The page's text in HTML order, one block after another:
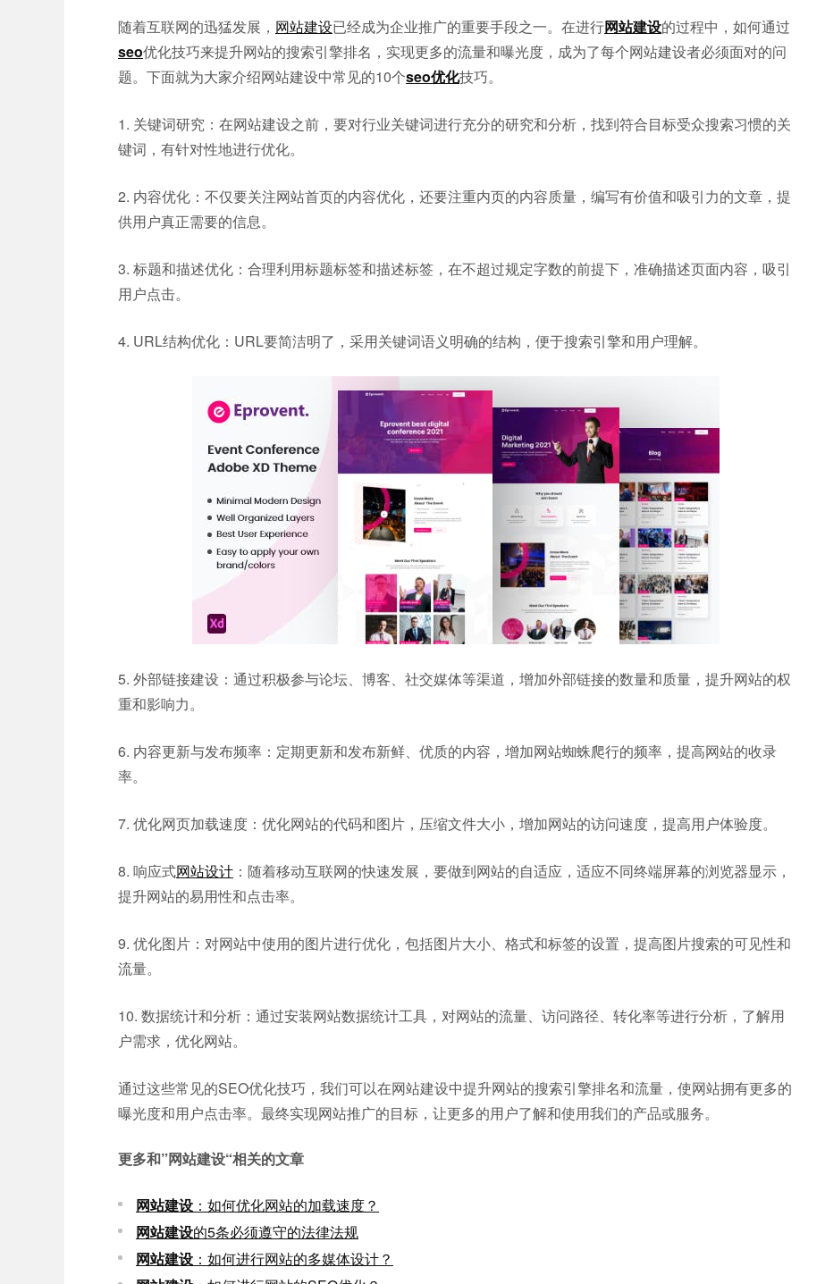
随着互联网的迅猛发展， 网站建设已经成为企业推广的重要手段之一。在进行网站建设的过程中，如何通过
seo优化技巧来提升网站的搜索引擎排名，实现更多的流量和曝光度，成为了每个网站建设者必须面对的问
题。下面就为大家介绍网站建设中常见的10个seo优化技巧。
1. 关键词研究：在网站建设之前，要对行业关键词进行充分的研究和分析，找到符合目标受众搜索习惯的关
键词，有针对性地进行优化。
2. 内容优化：不仅要关注网站首页的内容优化，还要注重内页的内容质量，编写有价值和吸引力的文章，提
供用户真正需要的信息。
3. 标题和描述优化：合理利用标题标签和描述标签，在不超过规定字数的前提下，准确描述页面内容，吸引
用户点击。
4. URL结构优化：URL要简洁明了，采用关键词语义明确的结构，便于搜索引擎和用户理解。
5. 外部链接建设：通过积极参与论坛、博客、社交媒体等渠道，增加外部链接的数量和质量，提升网站的权
重和影响力。
6. 内容更新与发布频率：定期更新和发布新鲜、优质的内容，增加网站蜘蛛爬行的频率，提高网站的收录
率。
7. 优化网页加载速度：优化网站的代码和图片，压缩文件大小，增加网站的访问速度，提高用户体验度。
8. 响应式网站设计 ：随着移动互联网的快速发展，要做到网站的自适应，适应不同终端屏幕的浏览器显示，
提升网站的易用性和点击率。
9. 优化图片：对网站中使用的图片进行优化，包括图片大小、格式和标签的设置，提高图片搜索的可见性和
流量。
10. 数据统计和分析：通过安装网站数据统计工具，对网站的流量、访问路径、转化率等进行分析，了解用
户需求，优化网站。
通过这些常见的SEO优化技巧，我们可以在网站建设中提升网站的搜索引擎排名和流量，使网站拥有更多的
曝光度和用户点击率。最终实现网站推广的目标，让更多的用户了解和使用我们的产品或服务。
更多和”网站建设“相关的文章
网站建设 ：如何优化网站的加载速度？
网站建设的5条必须遵守的法律法规
网站建设 ：如何进行网站的多媒体设计？